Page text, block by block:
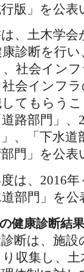
版」を公
、土木学
康診断を行
、社会イン
社会インフ
してもらう
路部門」、
」、「下水
部門」を公
は、2016年
部門」を
健康診断結
断は、施設
収集し、